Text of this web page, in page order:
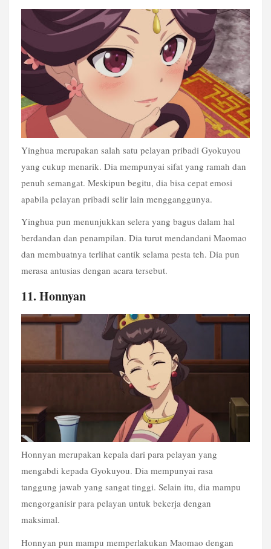
Yinghua merupakan salah satu pelayan pribadi Gyokuyou
yang cukup menarik. Dia mempunyai sifat yang ramah dan
penuh semangat. Meskipun begitu, dia bisa cepat emosi
apabila pelayan pribadi selir lain mengganggunya.
Yinghua pun menunjukkan selera yang bagus dalam hal
berdandan dan penampilan. Dia turut mendandani Maomao
dan membuatnya terlihat cantik selama pesta teh. Dia pun
merasa antusias dengan acara tersebut.
11. Honnyan
Honnyan merupakan kepala dari para pelayan yang
mengabdi kepada Gyokuyou. Dia mempunyai rasa
tanggung jawab yang sangat tinggi. Selain itu, dia mampu
mengorganisir para pelayan untuk bekerja dengan
maksimal.
Honnyan pun mampu memperlakukan Maomao dengan